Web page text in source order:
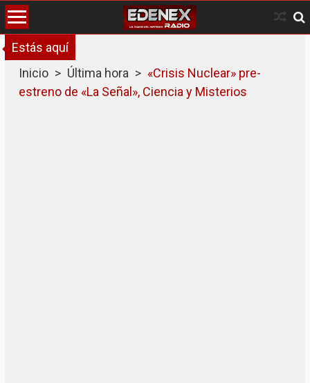
Skip
to
content
Estás aquí
Inicio > Última hora > «Crisis Nuclear» pre-
estreno de «La Señal», Ciencia y Misterios